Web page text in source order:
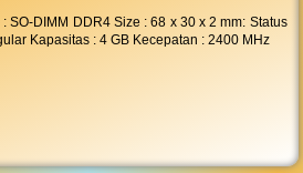
: SO-DIMM DDR4 Size : 68 x 30 x 2 mm: Status
Kapasitas : 4 GB Kecepatan : 2400 MHz